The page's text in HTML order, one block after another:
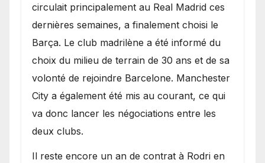
circulait principalement au Real Madrid ces
dernières semaines, a finalement choisi le
Barça. Le club madrilène a été informé du
choix du milieu de terrain de 30 ans et de sa
volonté de rejoindre Barcelone. Manchester
City a également été mis au courant, ce qui
va donc lancer les négociations entre les
deux clubs.
​Il reste encore un an de contrat à Rodri en